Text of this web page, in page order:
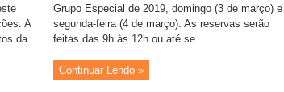
A
da
Grupo Especial de 2019, domingo (3 de março) e
segunda-feira (4 de março). As reservas serão
feitas das 9h às 12h ou até se ...
Continuar Lendo »